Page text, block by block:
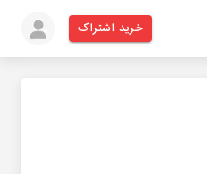
خرید اشتراک